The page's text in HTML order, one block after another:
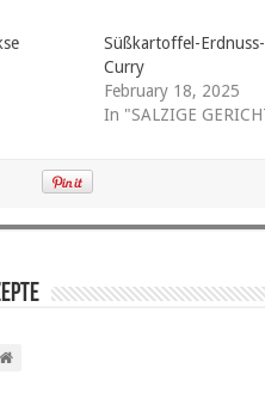
Süßkartoffel-
Curry
February 18, 2025
In "SALZIGE